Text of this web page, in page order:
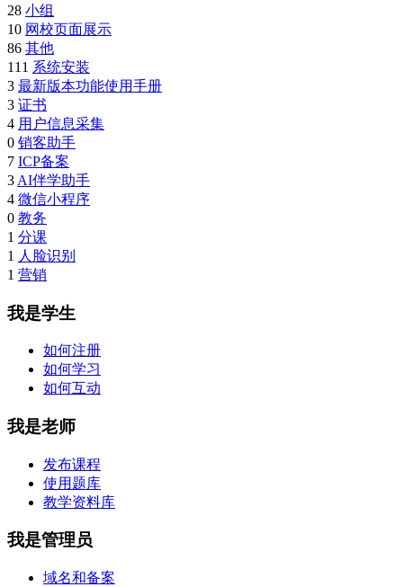
28 小组
10 网校页面展示
86 其他
111 系统安装
3 最新版本功能使用手册
3 证书
4 用户信息采集
0 销客助手
7 ICP备案
3 AI伴学助手
4 微信小程序
0 教务
1 分课
1 人脸识别
1 营销
我是学生
如何注册
如何学习
如何互动
我是老师
发布课程
使用题库
教学资料库
我是管理员
域名和备案